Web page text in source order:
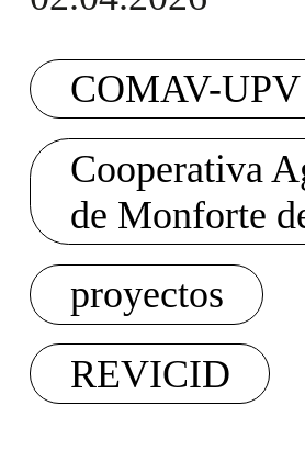
COMAV-UPV
Cooperativa
de Monforte
proyectos
REVICID